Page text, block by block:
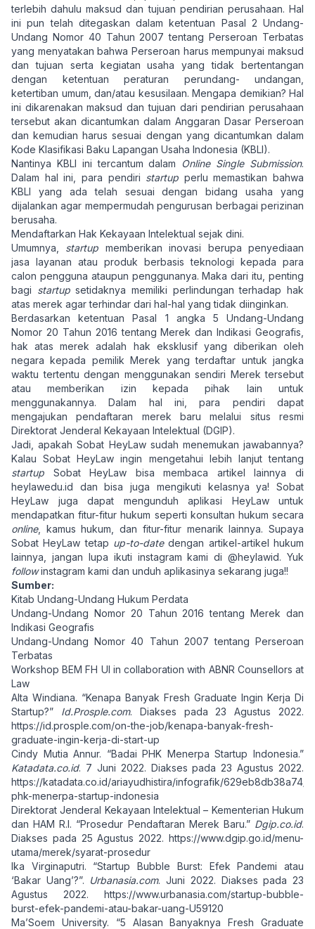
terlebih dahulu maksud dan tujuan pendirian perusahaan. Hal
ini pun telah ditegaskan dalam ketentuan Pasal 2 Undang-
Undang Nomor 40 Tahun 2007 tentang Perseroan Terbatas
yang menyatakan bahwa Perseroan harus mempunyai maksud
dan tujuan serta kegiatan usaha yang tidak bertentangan
dengan ketentuan peraturan perundang- undangan,
ketertiban umum, dan/atau kesusilaan. Mengapa demikian? Hal
ini dikarenakan maksud dan tujuan dari pendirian perusahaan
tersebut akan dicantumkan dalam Anggaran Dasar Perseroan
dan kemudian harus sesuai dengan yang dicantumkan dalam
Kode Klasifikasi Baku Lapangan Usaha Indonesia (KBLI).
Nantinya KBLI ini tercantum dalam
Online Single Submission.
Dalam hal ini, para pendiri startup perlu memastikan bahwa
KBLI yang ada telah sesuai dengan bidang usaha yang
dijalankan agar mempermudah pengurusan berbagai perizinan
berusaha.
Mendaftarkan Hak Kekayaan Intelektual sejak dini.
Umumnya, startup memberikan inovasi berupa penyediaan
jasa layanan atau produk berbasis teknologi kepada para
calon pengguna ataupun penggunanya. Maka dari itu, penting
bagi startupsetidaknya memiliki perlindungan terhadap hak
atas merek agar terhindar dari hal-hal yang tidak diinginkan.
Berdasarkan ketentuan Pasal 1 angka 5 Undang-Undang
Nomor 20 Tahun 2016 tentang Merek dan Indikasi Geografis,
hak atas merek adalah hak eksklusif yang diberikan oleh
negara kepada pemilik Merek yang terdaftar untuk jangka
waktu tertentu dengan menggunakan sendiri Merek tersebut
atau memberikan izin kepada pihak lain untuk
menggunakannya. Dalam hal ini, para pendiri dapat
mengajukan pendaftaran merek baru melalui situs resmi
Direktorat Jenderal Kekayaan Intelektual (DGIP).
Jadi, apakah Sobat HeyLaw sudah menemukan jawabannya?
Kalau Sobat HeyLaw ingin mengetahui lebih lanjut tentang
startup Sobat HeyLaw bisa membaca artikel lainnya di
heylawedu.id dan bisa juga mengikuti kelasnya ya! Sobat
HeyLaw juga dapat mengunduh aplikasi HeyLaw untuk
mendapatkan fitur-fitur hukum seperti konsultan hukum secara
online, kamus hukum, dan fitur-fitur menarik lainnya. Supaya
Sobat HeyLaw tetap up-to-datedengan artikel-artikel hukum
lainnya, jangan lupa ikuti instagram kami di @heylawid. Yuk
followinstagram kami dan unduh aplikasinya sekarang juga!!
Sumber:
Kitab Undang-Undang Hukum Perdata
Undang-Undang Nomor 20 Tahun 2016 tentang Merek dan
Indikasi Geografis
Undang-Undang Nomor 40 Tahun 2007 tentang Perseroan
Terbatas
Workshop BEM FH UI in collaboration with ABNR Counsellors at
Law
Alta Windiana. “Kenapa Banyak Fresh Graduate Ingin Kerja Di
Startup?” Id.Prosple.com. Diakses pada 23 Agustus 2022.
https://id.prosple.com/on-the-job/kenapa-banyak-fresh-
graduate-ingin-kerja-di-start-up
Cindy Mutia Annur. “Badai PHK Menerpa Startup Indonesia.”
Katadata.co.id. 7 Juni 2022. Diakses pada 23 Agustus 2022.
https://katadata.co.id/ariayudhistira/infografik/629eb8db38a74/
phk-menerpa-startup-indonesia
Direktorat Jenderal Kekayaan Intelektual – Kementerian Hukum
dan HAM R.I. “Prosedur Pendaftaran Merek Baru.” Dgip.co.id.
Diakses pada 25 Agustus 2022. https://www.dgip.go.id/menu-
utama/merek/syarat-prosedur
Ika Virginaputri. “Startup Bubble Burst: Efek Pandemi atau
‘Bakar Uang’?”. Urbanasia.com. Juni 2022. Diakses pada 23
Agustus 2022. https://www.urbanasia.com/startup-bubble-
burst-efek-pandemi-atau-bakar-uang-U59120
Ma’Soem University. “5 Alasan Banyaknya Fresh Graduate